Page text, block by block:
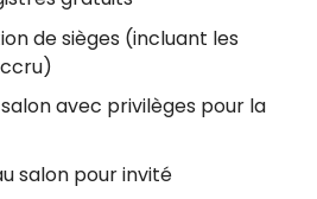
de sièges (incluant les
avec privilèges pour la
salon pour invité